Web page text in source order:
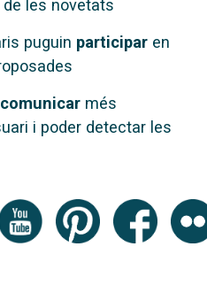
les novetats
puguin participar en
comunicar més
i poder detectar les